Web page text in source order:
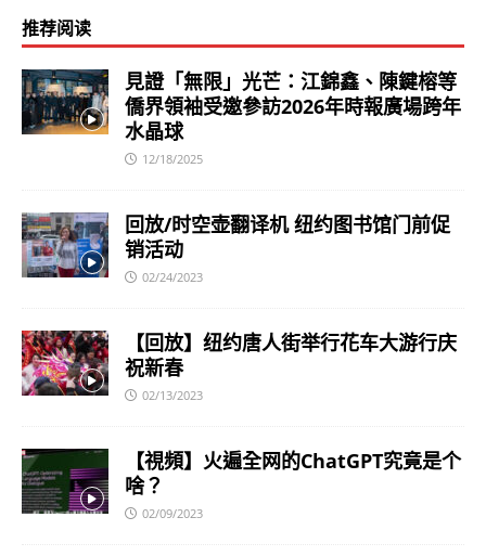
推荐阅读
見證「無限」光芒：江錦鑫、陳鍵榕等
僑界領袖受邀參訪2026年時報廣場跨年
水晶球
12/18/2025
回放/时空壶翻译机 纽约图书馆门前促
销活动
02/24/2023
【回放】纽约唐人街举行花车大游行庆
祝新春
02/13/2023
【視頻】火遍全网的ChatGPT究竟是个
啥？
02/09/2023